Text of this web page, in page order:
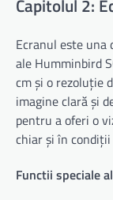
Capitolul 2:
Ecranul este
ale Humminbird
cm și o rezoluție
imagine clară și
pentru a oferi o
chiar și în
Functii speciale